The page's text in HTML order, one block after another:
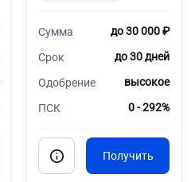
Сумма до 30 000 ₽
Срок до 30 дней
Одобрение высокое
ПСК 0 - 292%